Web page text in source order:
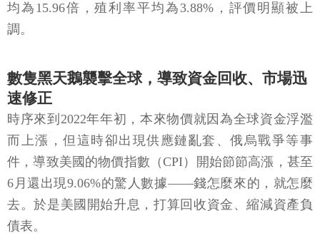
均為15.96倍，殖利率平均為3.88%，評價明顯被上
調。
數隻黑天鵝襲擊全球，導致資金回收、市場迅
速修正
時序來到2022年年初，本來物價就因為全球資金浮濫
而上漲，但這時卻出現供應鏈亂套、俄烏戰爭等事
件，導致美國的物價指數（CPI）開始節節高漲，甚至
6月還出現9.06%的驚人數據——錢怎麼來的，就怎麼
去。於是美國開始升息，打算回收資金、縮減資產負
債表。